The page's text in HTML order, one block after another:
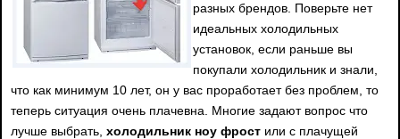
разных брендов. Поверьте нет
идеальных холодильных
установок, если раньше вы
покупали холодильник и знали,
что как минимум 10 лет, он у вас проработает без проблем, то
теперь ситуация очень плачевна. Многие задают вопрос что
лучше выбрать, холодильник ноу фрост или с плачущей